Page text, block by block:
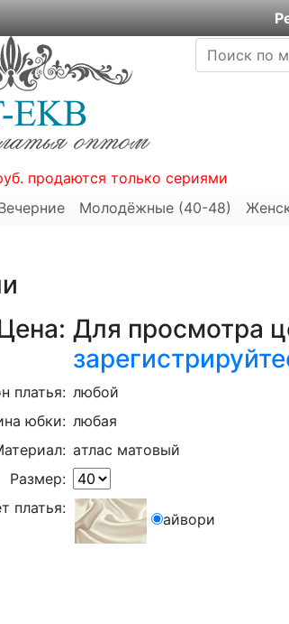
продаются только сериями
Молодёжные (40-48)
Для просмотра
платья: любой
юбки: любая
aтлас матовый
Размер:
платья:
айвори